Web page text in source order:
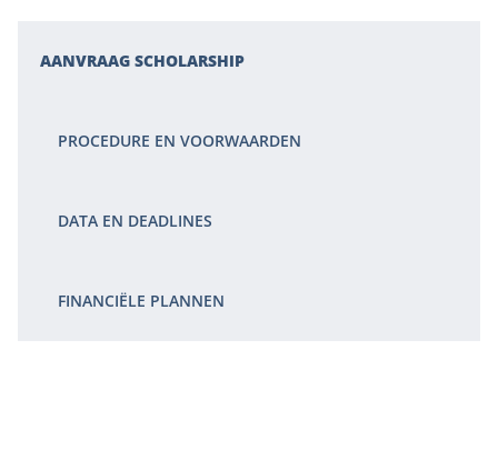
AANVRAAG SCHOLARSHIP
PROCEDURE EN VOORWAARDEN
DATA EN DEADLINES
FINANCIËLE PLANNEN